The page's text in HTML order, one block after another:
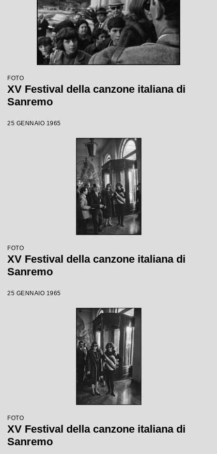
FOTO
XV Festival della canzone italiana di
Sanremo
25 GENNAIO 1965
FOTO
XV Festival della canzone italiana di
Sanremo
25 GENNAIO 1965
FOTO
XV Festival della canzone italiana di
Sanremo